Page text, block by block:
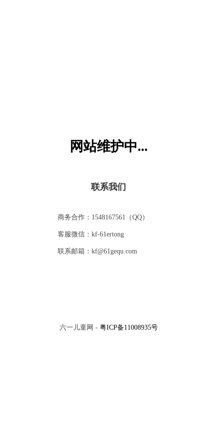
网站维护中...
联系我们
商务合作：1548167561（QQ）
客服微信：kf-61ertong
联系邮箱：kf@61gequ.com
六一儿童网 - 粤ICP备11008935号